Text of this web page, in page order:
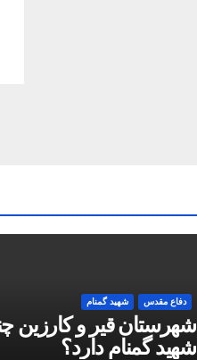
دفاع مقدس شهید گمنام
شهرستان قیر و کارزین
شهید گمنام دارد؟